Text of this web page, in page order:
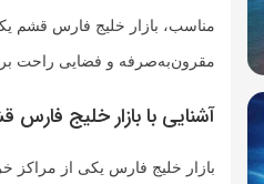
مناسب، بازار خلیج فارس قشم
مقرون‌به‌صرفه و فضایی راحت
آشنایی با بازار خلیج فارس
بازار خلیج فارس یکی از